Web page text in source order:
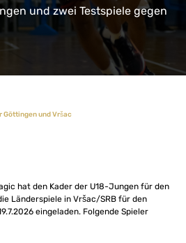
und zwei Testspiele gegen
Göttingen und Vršac
hat den Kader der U18-Jungen für den
Länderspiele in Vršac/SRB für den
eingeladen. Folgende Spieler